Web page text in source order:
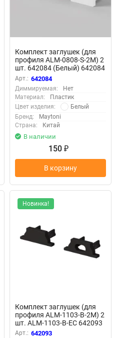
Комплект заглушек (для
профиля ALM-0808-S-2M) 2
шт. 642084 (Белый) 642084
Арт.: 642084
Диммируемая:
Нет
Материал:
Пластик
Цвет изделия:
Белый
Бренд:
Maytoni
Страна:
Китай
В наличии
150 ₽
В корзину
Новинка!
Комплект заглушек (для
профиля ALM-1103-B-2M) 2
шт. ALM-1103-B-EC 642093
(Черный) 642093
Арт.: 642093